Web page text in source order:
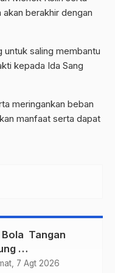
berakhir dengan
untuk saling membantu
kepada Ida Sang
meringankan beban
manfaat serta dapat
Tangan
Emas
7 Agt 2026